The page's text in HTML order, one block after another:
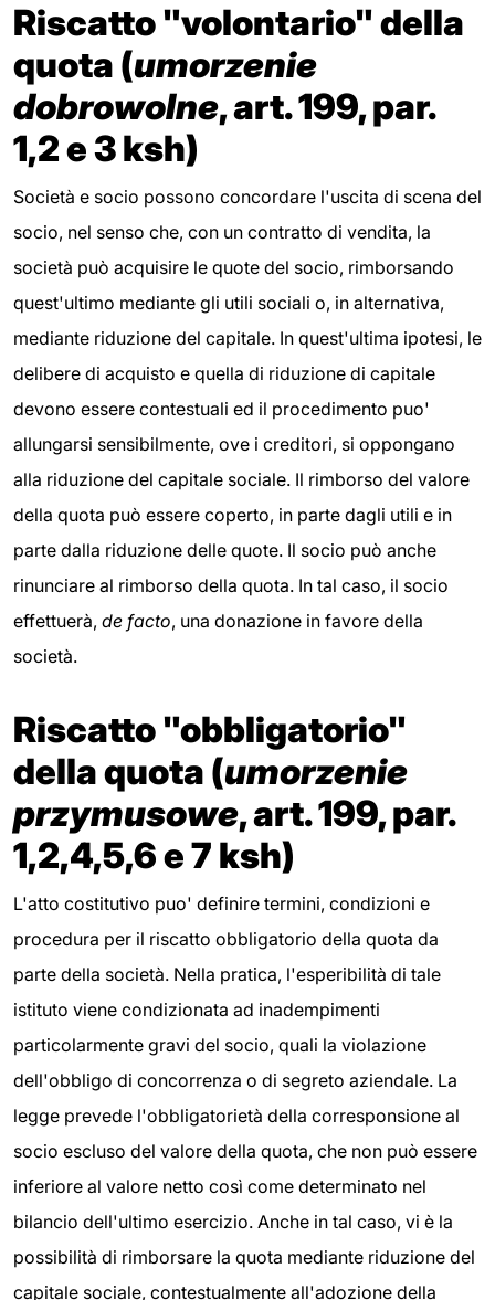
Riscatto "volontario" della
quota (umorzenie
dobrowolne, art. 199, par.
1,2 e 3 ksh)
Società e socio possono concordare l'uscita di scena del
socio, nel senso che, con un contratto di vendita, la
società può acquisire le quote del socio, rimborsando
quest'ultimo mediante gli utili sociali o, in alternativa,
mediante riduzione del capitale. In quest'ultima ipotesi, le
delibere di acquisto e quella di riduzione di capitale
devono essere contestuali ed il procedimento puo'
allungarsi sensibilmente, ove i creditori, si oppongano
alla riduzione del capitale sociale. Il rimborso del valore
della quota può essere coperto, in parte dagli utili e in
parte dalla riduzione delle quote. Il socio può anche
rinunciare al rimborso della quota. In tal caso, il socio
effettuerà, de facto, una donazione in favore della
società.
Riscatto "obbligatorio"
della quota (umorzenie
przymusowe, art. 199, par.
1,2,4,5,6 e 7 ksh)
L'atto costitutivo puo' definire termini, condizioni e
procedura per il riscatto obbligatorio della quota da
parte della società. Nella pratica, l'esperibilità di tale
istituto viene condizionata ad inadempimenti
particolarmente gravi del socio, quali la violazione
dell'obbligo di concorrenza o di segreto aziendale. La
legge prevede l'obbligatorietà della corresponsione al
socio escluso del valore della quota, che non può essere
inferiore al valore netto così come determinato nel
bilancio dell'ultimo esercizio. Anche in tal caso, vi è la
possibilità di rimborsare la quota mediante riduzione del
capitale sociale, contestualmente all'adozione della